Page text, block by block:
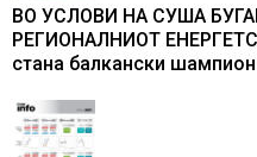
ВО УСЛОВИ НА СУША
РЕГИОНАЛНИОТ
стана балкански